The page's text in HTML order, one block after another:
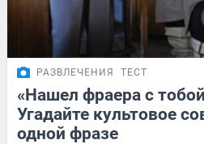
РАЗВЛЕЧЕНИЯ ТЕСТ
«Нашел фраера с
Угадайте культовое
одной фразе